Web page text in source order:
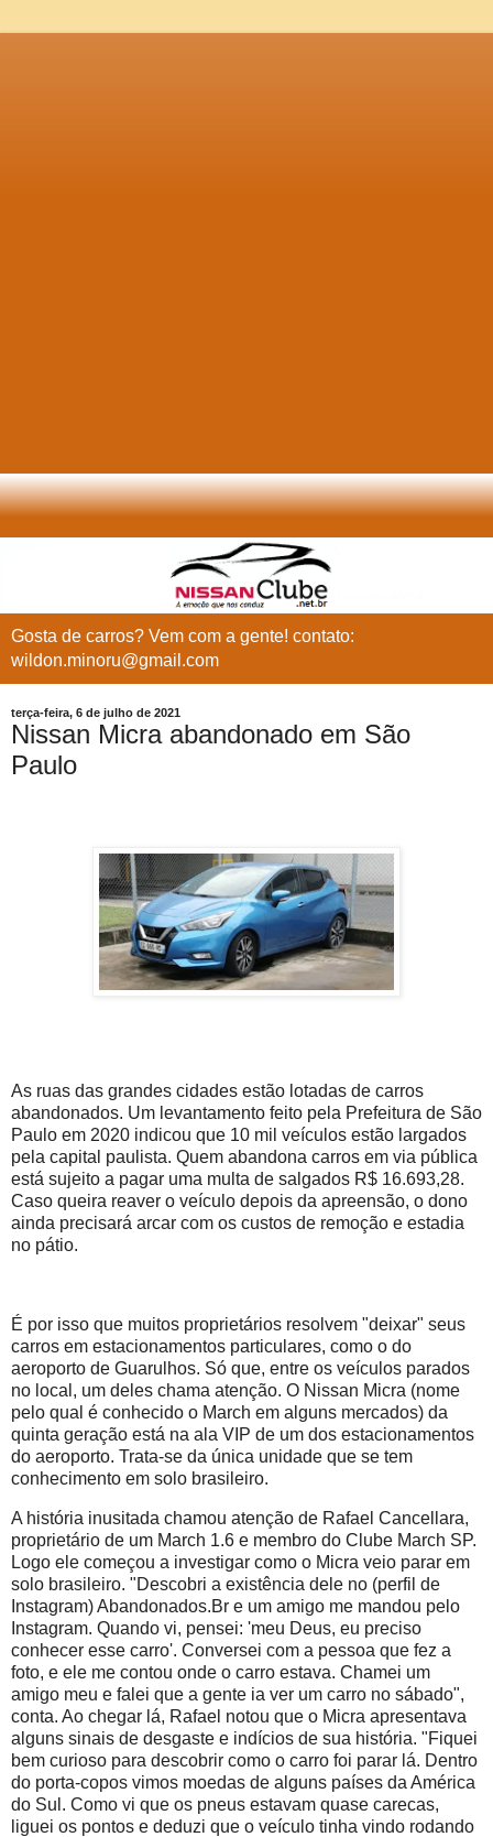
Gosta de carros? Vem com a gente! contato:
wildon.minoru@gmail.com
terça-feira, 6 de julho de 2021
Nissan Micra abandonado em São
Paulo
As ruas das grandes cidades estão lotadas de carros
abandonados. Um levantamento feito pela Prefeitura de São
Paulo em 2020 indicou que 10 mil veículos estão largados
pela capital paulista. Quem abandona carros em via pública
está sujeito a pagar uma multa de salgados R$ 16.693,28.
Caso queira reaver o veículo depois da apreensão, o dono
ainda precisará arcar com os custos de remoção e estadia
no pátio.
É por isso que muitos proprietários resolvem "deixar" seus
carros em estacionamentos particulares, como o do
aeroporto de Guarulhos. Só que, entre os veículos parados
no local, um deles chama atenção. O Nissan Micra (nome
pelo qual é conhecido o March em alguns mercados) da
quinta geração está na ala VIP de um dos estacionamentos
do aeroporto. Trata-se da única unidade que se tem
conhecimento em solo brasileiro.
A história inusitada chamou atenção de Rafael Cancellara,
proprietário de um March 1.6 e membro do Clube March SP.
Logo ele começou a investigar como o Micra veio parar em
solo brasileiro. "Descobri a existência dele no (perfil de
Instagram) Abandonados.Br e um amigo me mandou pelo
Instagram. Quando vi, pensei: 'meu Deus, eu preciso
conhecer esse carro'. Conversei com a pessoa que fez a
foto, e ele me contou onde o carro estava. Chamei um
amigo meu e falei que a gente ia ver um carro no sábado",
conta. Ao chegar lá, Rafael notou que o Micra apresentava
alguns sinais de desgaste e indícios de sua história. "Fiquei
bem curioso para descobrir como o carro foi parar lá. Dentro
do porta-copos vimos moedas de alguns países da América
do Sul. Como vi que os pneus estavam quase carecas,
liguei os pontos e deduzi que o veículo tinha vindo rodando